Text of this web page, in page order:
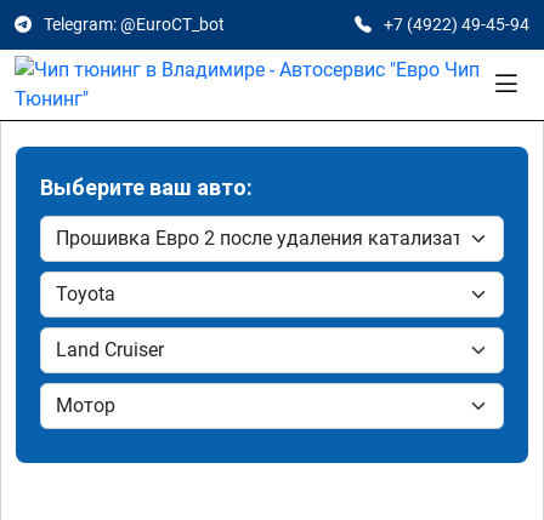
Telegram: @EuroCT_bot +7 (4922) 49-45-94
Выберите ваш авто: